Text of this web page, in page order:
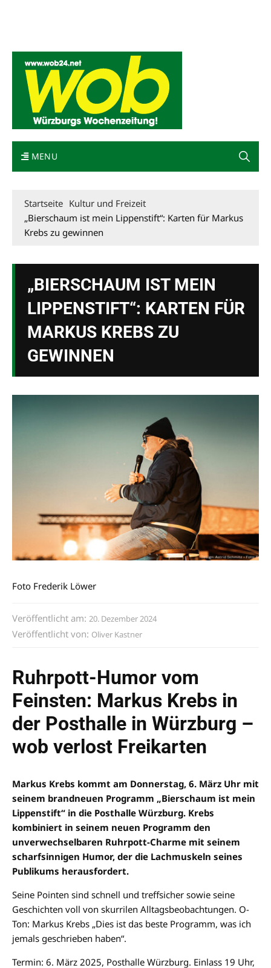
MENU
Startseite Kultur und Freizeit
„Bierschaum ist mein Lippenstift“: Karten für Markus
Krebs zu gewinnen
„BIERSCHAUM IST MEIN
LIPPENSTIFT“: KARTEN FÜR
MARKUS KREBS ZU
GEWINNEN
Foto Frederik Löwer
Veröffentlicht am: 20. Dezember 2024
Veröffentlicht von: Oliver Kastner
Ruhrpott-Humor vom
Feinsten: Markus Krebs in
der Posthalle in Würzburg –
wob verlost Freikarten
Markus Krebs kommt am Donnerstag, 6. März Uhr mit
seinem brandneuen Programm „Bierschaum ist mein
Lippenstift“ in die Posthalle Würzburg. Krebs
kombiniert in seinem neuen Programm den
unverwechselbaren Ruhrpott-Charme mit seinem
scharfsinnigen Humor, der die Lachmuskeln seines
Publikums herausfordert.
Seine Pointen sind schnell und treffsicher sowie seine
Geschichten voll von skurrilen Alltagsbeobachtungen. O-
Ton: Markus Krebs „Dies ist das beste Programm, was ich
jemals geschrieben haben“.
Termin: 6. März 2025, Posthalle Würzburg. Einlass 19 Uhr,